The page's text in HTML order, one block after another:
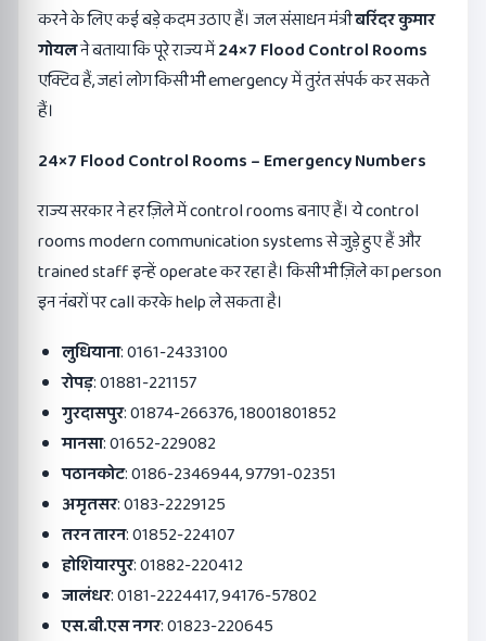
करने के लिए कई बड़े कदम उठाए हैं। जल संसाधन मंत्रीबरिंदर कुमार
गोयलने बताया कि पूरे राज्य में24×7 Flood Control Rooms
एक्टिव हैं, जहां लोग किसी भी emergency में तुरंत संपर्क कर सकते
हैं।
24×7 Flood Control Rooms – Emergency Numbers
राज्य सरकार ने हर ज़िले में control rooms बनाए हैं। ये control
rooms modern communication systems से जुड़े हुए हैं और
trained staff इन्हें operate कर रहा है। किसी भी ज़िले का person
इन नंबरों पर call करके help ले सकता है।
लुधियाना: 0161-2433100
रोपड़: 01881-221157
गुरदासपुर: 01874-266376, 18001801852
मानसा: 01652-229082
पठानकोट: 0186-2346944, 97791-02351
अमृतसर: 0183-2229125
तरन तारन: 01852-224107
होशियारपुर: 01882-220412
जालंधर: 0181-2224417, 94176-57802
एस.बी.एस नगर: 01823-220645